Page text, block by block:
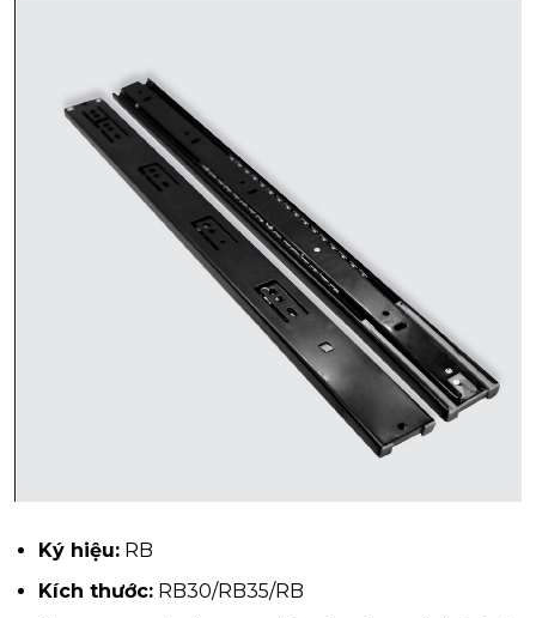
Ký hiệu: RB
Kích thước: RB30/RB35/RB